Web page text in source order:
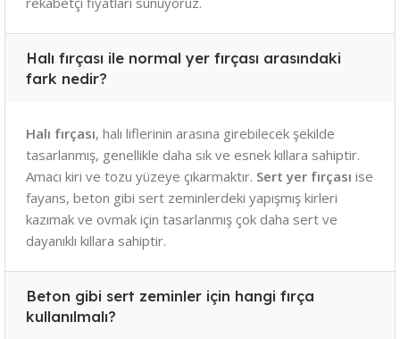
Halı fırçası ile normal yer fırçası arasındaki
fark nedir?
Halı fırçası, halı liflerinin arasına girebilecek şekilde
tasarlanmış, genellikle daha sık ve esnek kıllara sahiptir.
Amacı kiri ve tozu yüzeye çıkarmaktır. Sert yer fırçası ise
fayans, beton gibi sert zeminlerdeki yapışmış kirleri
kazımak ve ovmak için tasarlanmış çok daha sert ve
dayanıklı kıllara sahiptir.
Beton gibi sert zeminler için hangi fırça
kullanılmalı?